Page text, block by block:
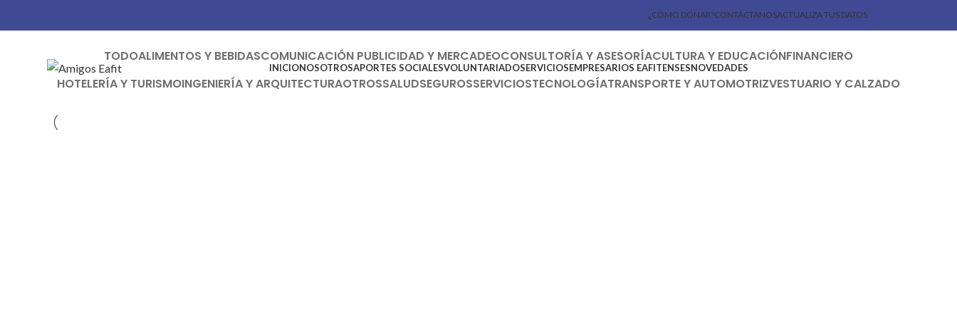
¿CÓMO DONAR?CONTÁCTANOSACTUALIZA TUS DATOS
INICIONOSOTROSAPORTES SOCIALESVOLUNTARIADOSERVICIOSEMPRESARIOS EAFITENSESNOVEDADES
TODOALIMENTOS Y BEBIDASCOMUNICACIÓN PUBLICIDAD Y MERCADEOCONSULTORÍA Y ASESORÍACULTURA Y EDUCACIÓNFINANCIERO
HOTELERÍA Y TURISMOINGENIERÍA Y ARQUITECTURAOTROSSALUDSEGUROSSERVICIOSTECNOLOGÍATRANSPORTE Y AUTOMOTRIZVESTUARIO Y CALZADO